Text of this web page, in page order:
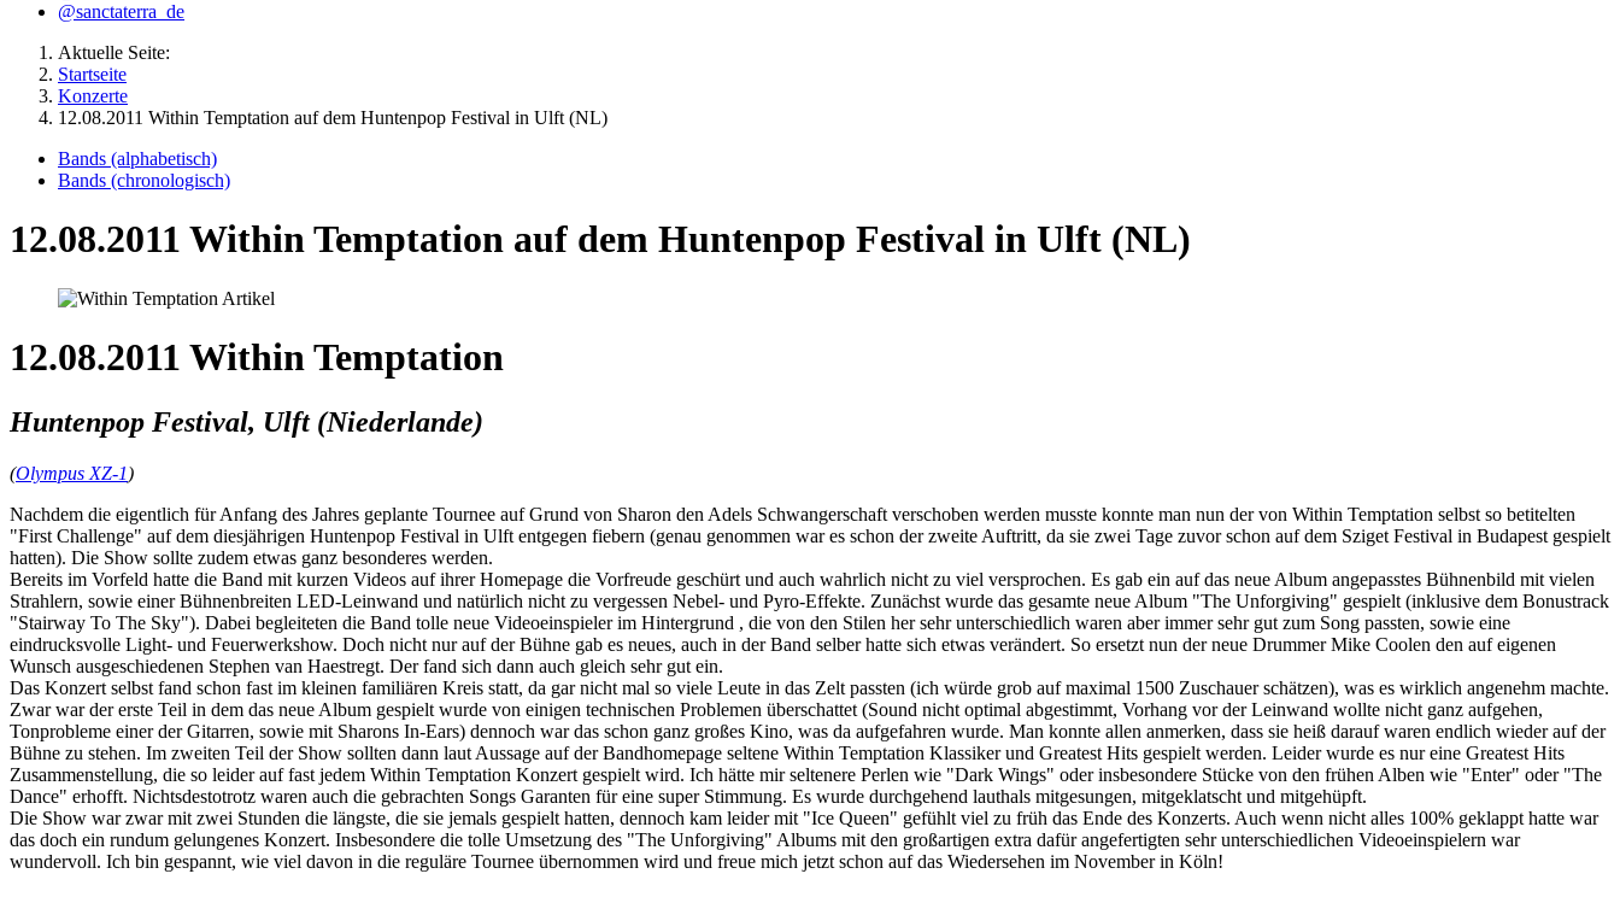
@sanctaterra_de
Aktuelle Seite:
Startseite
Konzerte
12.08.2011 Within Temptation auf dem Huntenpop Festival in Ulft (NL)
Bands (alphabetisch)
Bands (chronologisch)
12.08.2011 Within Temptation auf dem Huntenpop Festival in Ulft (NL)
12.08.2011 Within Temptation
Huntenpop Festival, Ulft (Niederlande)
(Olympus XZ-1)
Nachdem die eigentlich für Anfang des Jahres geplante Tournee auf Grund von Sharon den Adels Schwangerschaft verschoben werden musste konnte man nun der von Within Temptation selbst so betitelten
"First Challenge" auf dem diesjährigen Huntenpop Festival in Ulft entgegen fiebern (genau genommen war es schon der zweite Auftritt, da sie zwei Tage zuvor schon auf dem Sziget Festival in Budapest gespielt
hatten). Die Show sollte zudem etwas ganz besonderes werden.
Bereits im Vorfeld hatte die Band mit kurzen Videos auf ihrer Homepage die Vorfreude geschürt und auch wahrlich nicht zu viel versprochen. Es gab ein auf das neue Album angepasstes Bühnenbild mit vielen
Strahlern, sowie einer Bühnenbreiten LED-Leinwand und natürlich nicht zu vergessen Nebel- und Pyro-Effekte. Zunächst wurde das gesamte neue Album "The Unforgiving" gespielt (inklusive dem Bonustrack
"Stairway To The Sky"). Dabei begleiteten die Band tolle neue Videoeinspieler im Hintergrund , die von den Stilen her sehr unterschiedlich waren aber immer sehr gut zum Song passten, sowie eine
eindrucksvolle Light- und Feuerwerkshow. Doch nicht nur auf der Bühne gab es neues, auch in der Band selber hatte sich etwas verändert. So ersetzt nun der neue Drummer Mike Coolen den auf eigenen
Wunsch ausgeschiedenen Stephen van Haestregt. Der fand sich dann auch gleich sehr gut ein.
Das Konzert selbst fand schon fast im kleinen familiären Kreis statt, da gar nicht mal so viele Leute in das Zelt passten (ich würde grob auf maximal 1500 Zuschauer schätzen), was es wirklich angenehm machte.
Zwar war der erste Teil in dem das neue Album gespielt wurde von einigen technischen Problemen überschattet (Sound nicht optimal abgestimmt, Vorhang vor der Leinwand wollte nicht ganz aufgehen,
Tonprobleme einer der Gitarren, sowie mit Sharons In-Ears) dennoch war das schon ganz großes Kino, was da aufgefahren wurde. Man konnte allen anmerken, dass sie heiß darauf waren endlich wieder auf der
Bühne zu stehen. Im zweiten Teil der Show sollten dann laut Aussage auf der Bandhomepage seltene Within Temptation Klassiker und Greatest Hits gespielt werden. Leider wurde es nur eine Greatest Hits
Zusammenstellung, die so leider auf fast jedem Within Temptation Konzert gespielt wird. Ich hätte mir seltenere Perlen wie "Dark Wings" oder insbesondere Stücke von den frühen Alben wie "Enter" oder "The
Dance" erhofft. Nichtsdestotrotz waren auch die gebrachten Songs Garanten für eine super Stimmung. Es wurde durchgehend lauthals mitgesungen, mitgeklatscht und mitgehüpft.
Die Show war zwar mit zwei Stunden die längste, die sie jemals gespielt hatten, dennoch kam leider mit "Ice Queen" gefühlt viel zu früh das Ende des Konzerts. Auch wenn nicht alles 100% geklappt hatte war
das doch ein rundum gelungenes Konzert. Insbesondere die tolle Umsetzung des "The Unforgiving" Albums mit den großartigen extra dafür angefertigten sehr unterschiedlichen Videoeinspielern war
wundervoll. Ich bin gespannt, wie viel davon in die reguläre Tournee übernommen wird und freue mich jetzt schon auf das Wiedersehen im November in Köln!